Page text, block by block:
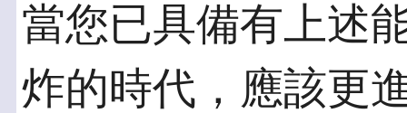
當您已具備有上述
炸的時代，應該更